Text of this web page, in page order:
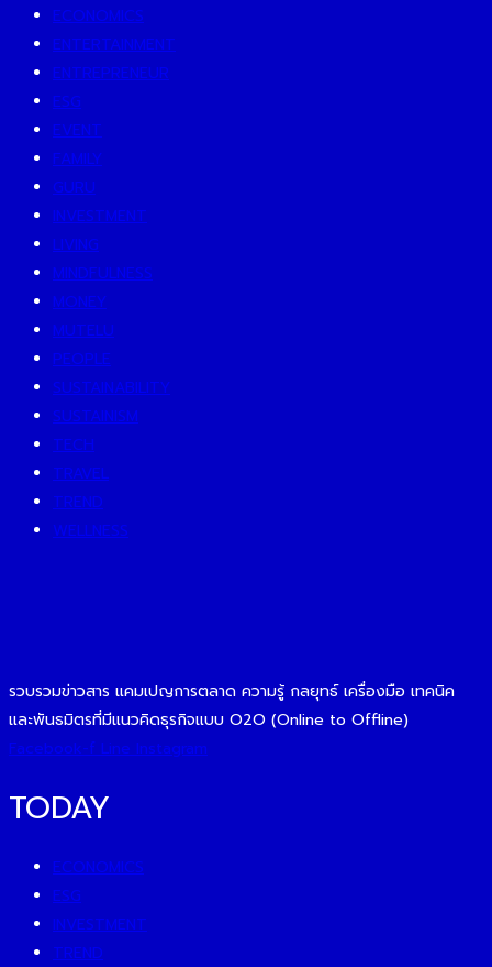
ECONOMICS
ENTERTAINMENT
ENTREPRENEUR
ESG
EVENT
FAMILY
GURU
INVESTMENT
LIVING
MINDFULNESS
MONEY
MUTELU
PEOPLE
SUSTAINABILITY
SUSTAINISM
TECH
TRAVEL
TREND
WELLNESS
รวบรวมข่าวสาร แคมเปญการตลาด ความรู้ กลยุทธ์ เครื่องมือ เทคนิค
และพันธมิตรที่มีแนวคิดธุรกิจแบบ O2O (Online to Offline)
Facebook-f Line Instagram
TODAY
ECONOMICS
ESG
INVESTMENT
TREND